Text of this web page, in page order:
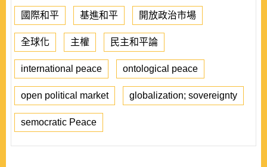
國際和平 基進和平 開放政治市場
全球化 主權 民主和平論
international peace ontological peace
open political market globalization; sovereignty
semocratic Peace